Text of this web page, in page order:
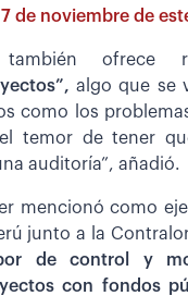
de noviembre de
ofrece
algo que se
como los
temor de tener
auditoría”, añadió.
mencionó como
junto a la
de control y
con fondos